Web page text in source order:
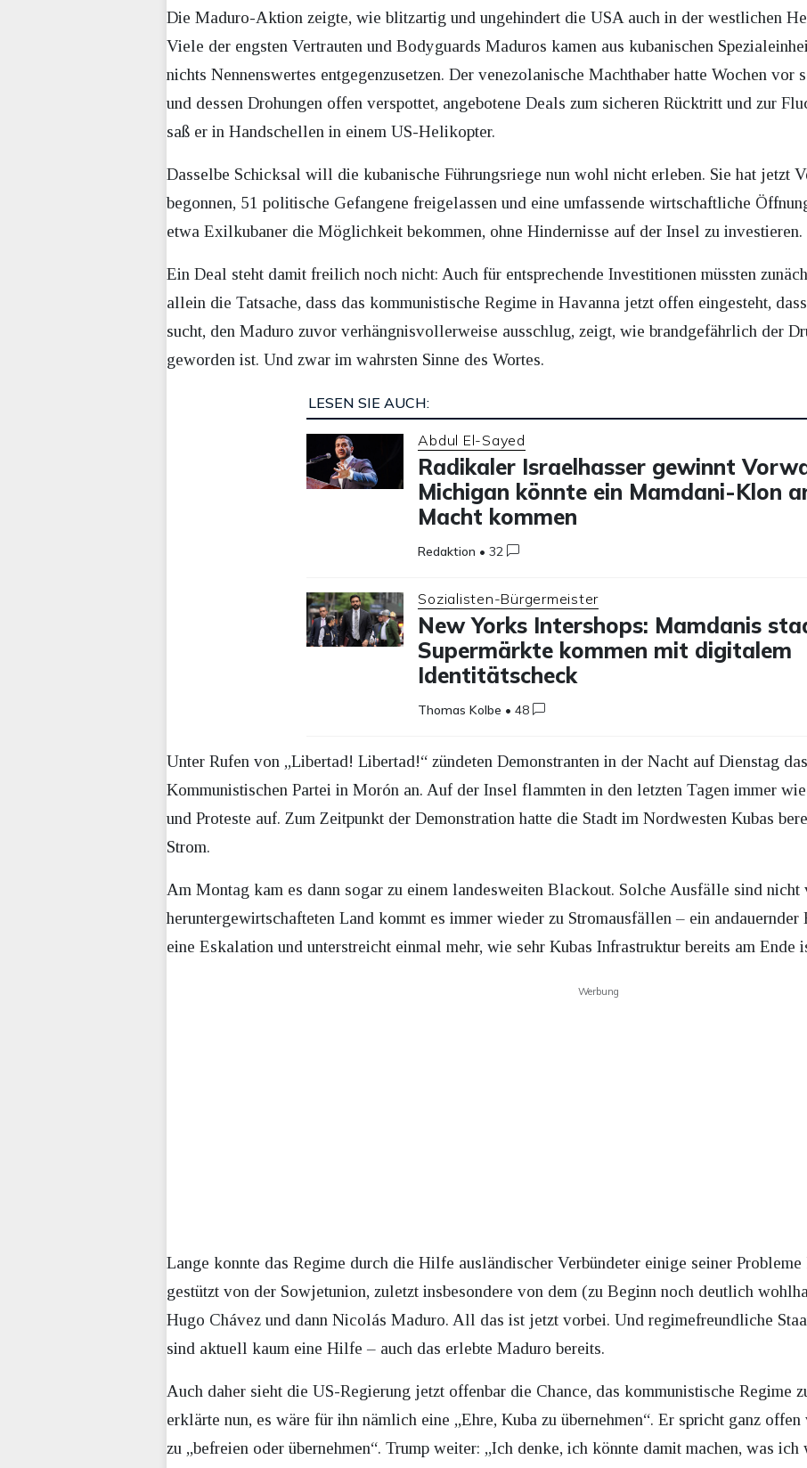
Die Maduro-Aktion zeigte, wie blitzartig und ungehindert die USA auch in der westlichen
Viele der engsten Vertrauten und Bodyguards Maduros kamen aus kubanischen
nichts Nennenswertes entgegenzusetzen. Der venezolanische Machthaber hatte Wochen vor
und dessen Drohungen offen verspottet, angebotene Deals zum sicheren Rücktritt und zur
saß er in Handschellen in einem US-Helikopter.
Dasselbe Schicksal will die kubanische Führungsriege nun wohl nicht erleben. Sie hat jetzt
begonnen, 51 politische Gefangene freigelassen und eine umfassende wirtschaftliche
etwa Exilkubaner die Möglichkeit bekommen, ohne Hindernisse auf der Insel zu investieren.
Ein Deal steht damit freilich noch nicht: Auch für entsprechende Investitionen müssten
allein die Tatsache, dass das kommunistische Regime in Havanna jetzt offen eingesteht,
sucht, den Maduro zuvor verhängnisvollerweise ausschlug, zeigt, wie brandgefährlich der
geworden ist. Und zwar im wahrsten Sinne des Wortes.
LESEN SIE AUCH:
Abdul El-Sayed
Radikaler Israelhasser gewinnt
Michigan könnte ein Mamdani-Klon
Macht kommen
Redaktion •32
Sozialisten-Bürgermeister
New Yorks Intershops: Mamdanis
Supermärkte kommen mit digitalem
Identitätscheck
Thomas Kolbe •48
Unter Rufen von „Libertad! Libertad!“ zündeten Demonstranten in der Nacht auf Dienstag
Kommunistischen Partei in Morón an. Auf der Insel flammten in den letzten Tagen immer
und Proteste auf. Zum Zeitpunkt der Demonstration hatte die Stadt im Nordwesten Kubas
Strom.
Am Montag kam es dann sogar zu einem landesweiten Blackout. Solche Ausfälle sind
heruntergewirtschafteten Land kommt es immer wieder zu Stromausfällen – ein
eine Eskalation und unterstreicht einmal mehr, wie sehr Kubas Infrastruktur bereits am Ende
Werbung
Lange konnte das Regime durch die Hilfe ausländischer Verbündeter einige seiner
gestützt von der Sowjetunion, zuletzt insbesondere von dem (zu Beginn noch deutlich
Hugo Chávez und dann Nicolás Maduro. All das ist jetzt vorbei. Und regimefreundliche
sind aktuell kaum eine Hilfe – auch das erlebte Maduro bereits.
Auch daher sieht die US-Regierung jetzt offenbar die Chance, das kommunistische Regime
erklärte nun, es wäre für ihn nämlich eine „Ehre, Kuba zu übernehmen“. Er spricht ganz
zu „befreien oder übernehmen“. Trump weiter: „Ich denke, ich könnte damit machen, was